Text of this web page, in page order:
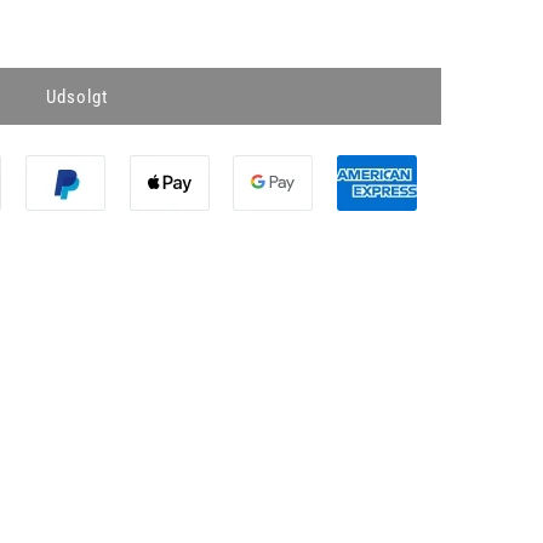
Udsolgt